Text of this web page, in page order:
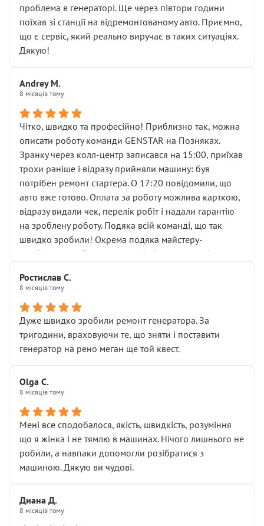
( ну все зняли та доробили) дякую!
Окремий момент, який виглядає абсурдно:
мені заявили, що бачок гальмівної рідини потрібно
міняти разом із головним гальмівним циліндром у
Для людини, яка хоча б трохи розуміється на техніці,
це звучить як мінімум непрофесійно, а як максимум —
спроба продати дорогий вузол замість елементарних
ущільнювачів.
Що прикро — це не перший мій візит. Раніше міняв у
вас стартер, і тоді сервіс наче справив хороше
враження. Але згодом знайшов декілька гайок під
лобовим склом. Мені пояснили, що це “старі гайки, які
відкручували”, і попросили не хвилюватися. ( надіюсь
новий власник, не застяг в полі))
Але після нинішнього візиту такі дрібниці вже не
здаються дрібницями.
Я — клієнт, який працює на довірі, і саме її цей сервіс
Хотілося б більше:
• належної уваги до авто
• прозорості в роботах і рахунках
• реальної діагностики, а не формального
“подивились і поїхав”
На жаль, складається враження, що сервіс працює не
Стосовно комунікації - все добре
проблема в генераторі. Ще через півтори години
поїхав зі станції на відремонтованому авто. Приємно,
що є сервіс, який реально виручає в таких ситуаціях.
Дякую!
Andrey M.
8 місяців тому
Чітко, швидко та професійно! Приблизно так, можна
описати роботу команди GENSTAR на Позняках.
Зранку через колл-центр записався на 15:00, приїхав
трохи раніше і відразу прийняли машину: був
потрібен ремонт стартера. О 17:20 повідомили, що
авто вже готово. Оплата за роботу можлива карткою,
відразу видали чек, перелік робіт і надали гарантію
на зроблену роботу. Подяка всій команді, що так
швидко зробили! Окрема подяка майстеру-
приймальнику Олександру: всі чітко та по суті.
звертатися до цього автосервісу.
Ростислав С.
8 місяців тому
Дуже швидко зробили ремонт генератора. За
тригодини, враховуючи те, що зняти і поставити
генератор на рено меган ще той квест.
Olga С.
8 місяців тому
Мені все сподобалося, якість, швидкість, розуміння
що я жінка і не тямлю в машинах. Нічого лишнього не
робили, а навпаки допомогли розібратися з
машиною. Дякую ви чудові.
Диана Д.
8 місяців тому